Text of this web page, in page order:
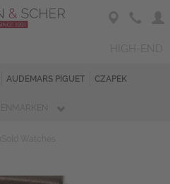
AUDEMARS PIGUET CZAPEK